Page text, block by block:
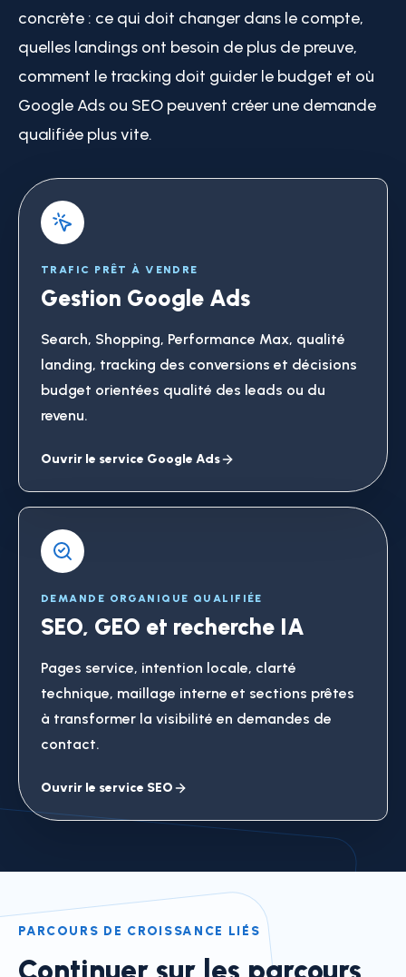
concrète : ce qui doit changer dans le compte,
quelles landings ont besoin de plus de preuve,
comment le tracking doit guider le budget et où
Google Ads ou SEO peuvent créer une demande
qualifiée plus vite.
TRAFIC PRÊT À VENDRE
Gestion Google Ads
Search, Shopping, Performance Max, qualité
landing, tracking des conversions et décisions
budget orientées qualité des leads ou du
revenu.
Ouvrir le service Google Ads
DEMANDE ORGANIQUE QUALIFIÉE
SEO, GEO et recherche IA
Pages service, intention locale, clarté
technique, maillage interne et sections prêtes
à transformer la visibilité en demandes de
contact.
Ouvrir le service SEO
PARCOURS DE CROISSANCE LIÉS